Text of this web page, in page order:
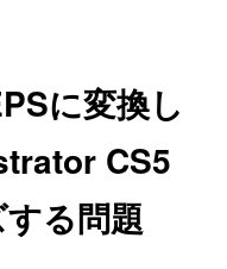
に変換し
CS5
る問題